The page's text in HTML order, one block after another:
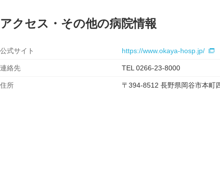
アクセス・その他の病院情報
公式サイト https://www.okaya-hosp.jp/
連絡先 TEL 0266-23-8000
住所 〒394-8512 長野県岡谷市本町